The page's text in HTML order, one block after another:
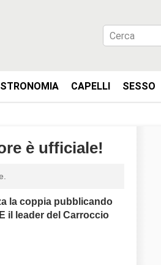
CAPELLI SESSO
è ufficiale!
la coppia pubblicando
il leader del Carroccio